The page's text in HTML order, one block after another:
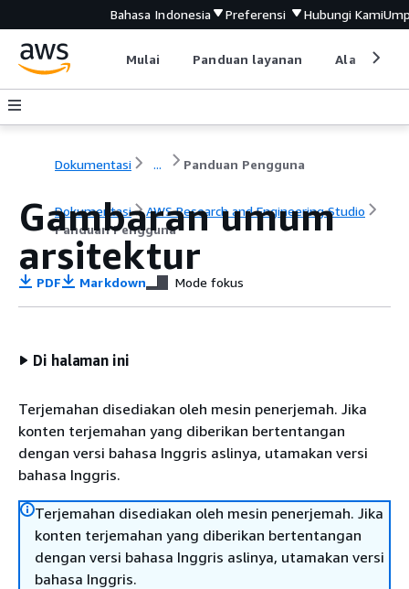
Bahasa Indonesia Preferensi Hubungi Kami
Mulai Panduan layanan Alat
Dokumentasi ... Panduan Pengguna
Dokumentasi
AWS Research and Engineering Studio
Panduan Pengguna
Gambaran umum
arsitektur
PDF Markdown Mode fokus
Di halaman ini
Terjemahan disediakan oleh mesin penerjemah. Jika
konten terjemahan yang diberikan bertentangan
dengan versi bahasa Inggris aslinya, utamakan versi
bahasa Inggris.
Terjemahan disediakan oleh mesin penerjemah. Jika
konten terjemahan yang diberikan bertentangan
dengan versi bahasa Inggris aslinya, utamakan versi
bahasa Inggris.